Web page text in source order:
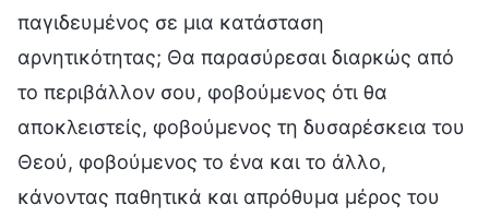
παγιδευμένος σε μια κατάσταση
αρνητικότητας; Θα παρασύρεσαι διαρκώς από
το περιβάλλον σου, φοβούμενος ότι θα
αποκλειστείς, φοβούμενος τη δυσαρέσκεια του
Θεού, φοβούμενος το ένα και το άλλο,
κάνοντας παθητικά και απρόθυμα μέρος του